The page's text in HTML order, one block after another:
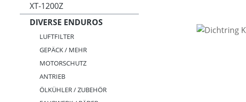
XT-1200Z
DIVERSE ENDUROS
LUFTFILTER
GEPÄCK / MEHR
MOTORSCHUTZ
ANTRIEB
ÖLKÜHLER / ZUBEHÖR